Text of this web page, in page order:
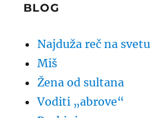
BLOG
Najduža reč na svetu
Miš
Žena od sultana
Voditi „abrove“